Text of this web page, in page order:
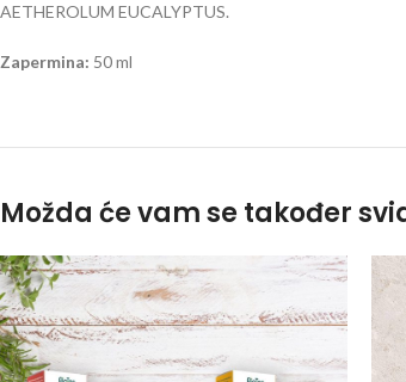
AETHEROLUM EUCALYPTUS.
Zapermina: 50 ml
Možda će vam se također